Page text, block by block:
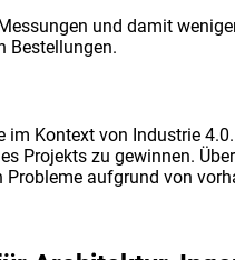
und damit
Bestellungen.
Kontext von Industrie
Projekts zu gewinnen.
aufgrund von